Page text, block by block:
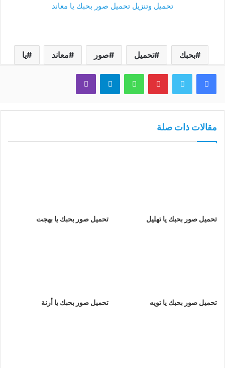
تحميل وتنزيل تحميل صور بحبك يا معاند
بحبك تحميل صور معاند يا
فيسبوك تويتر بينتيريستواتساب تيلقرام ڤايبر
مقالات ذات صلة
تحميل صور بحبك يا تهليل تحميل صور بحبك يا بهجت
تحميل صور بحبك يا تويه تحميل صور بحبك يا أرنة